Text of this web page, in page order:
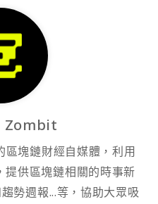
Zombit
塊鏈財經自媒體，利用
提供區塊鏈相關的時事新
勢週報...等，協助大眾吸